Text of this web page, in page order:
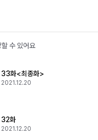
할 수 있어요
33화<최종화>
2021.12.20
32화
2021.12.20